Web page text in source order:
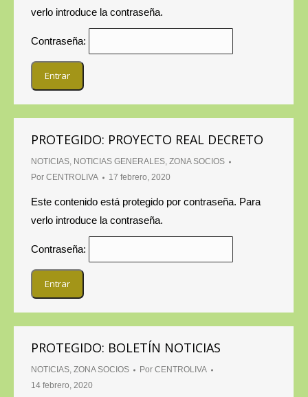
verlo introduce la contraseña.
Contraseña:
PROTEGIDO: PROYECTO REAL DECRETO
NOTICIAS, NOTICIAS GENERALES, ZONA SOCIOS
Por CENTROLIVA 17 febrero, 2020
Este contenido está protegido por contraseña. Para
verlo introduce la contraseña.
Contraseña:
PROTEGIDO: BOLETÍN NOTICIAS
NOTICIAS, ZONA SOCIOS Por CENTROLIVA
14 febrero, 2020